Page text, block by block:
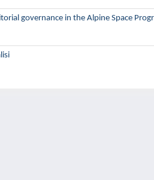
governance in the Alpine Space